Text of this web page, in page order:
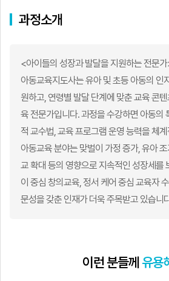
과정소개
<아이들의 성장과 발달을 지원하는 전문
아동교육지도사는 유아 및 초등 아동의 인
원하고, 연령별 발달 단계에 맞춘 교육 콘
육 전문가입니다. 과정을 수강하면 아동의
적 교수법, 교육 프로그램 운영 능력을 체
아동교육 분야는 맞벌이 가정 증가, 유아
교 확대 등의 영향으로 지속적인 성장세를
이 중심 창의교육, 정서 케어 중심 교육자
문성을 갖춘 인재가 더욱 주목받고 있습니
이런 분들께유용